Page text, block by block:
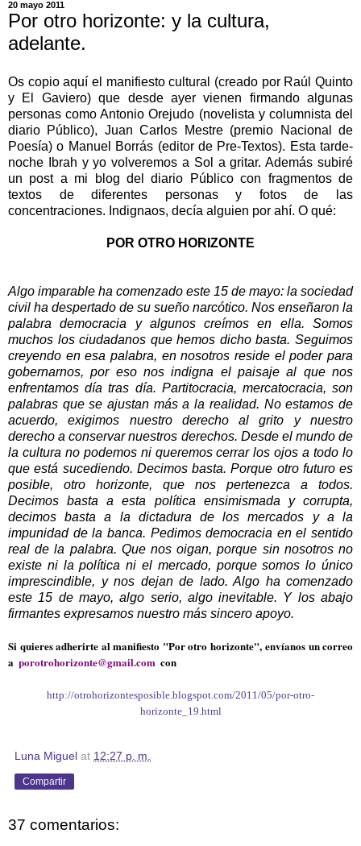
20 mayo 2011
Por otro horizonte: y la cultura,
adelante.
Os copio aquí el manifiesto cultural (creado por Raúl Quinto
y El Gaviero) que desde ayer vienen firmando algunas
personas como Antonio Orejudo (novelista y columnista del
diario Público), Juan Carlos Mestre (premio Nacional de
Poesía) o Manuel Borrás (editor de Pre-Textos). Esta tarde-
noche Ibrah y yo volveremos a Sol a gritar. Además subiré
un post a mi blog del diario Público con fragmentos de
textos de diferentes personas y fotos de las
concentraciones. Indignaos, decía alguien por ahí. O qué:
POR OTRO HORIZONTE
Algo imparable ha comenzado este 15 de mayo: la sociedad
civil ha despertado de su sueño narcótico. Nos enseñaron la
palabra democracia y algunos creímos en ella. Somos
muchos los ciudadanos que hemos dicho basta. Seguimos
creyendo en esa palabra, en nosotros reside el poder para
gobernarnos, por eso nos indigna el paisaje al que nos
enfrentamos día tras día. Partitocracia, mercatocracia, son
palabras que se ajustan más a la realidad. No estamos de
acuerdo, exigimos nuestro derecho al grito y nuestro
derecho a conservar nuestros derechos. Desde el mundo de
la cultura no podemos ni queremos cerrar los ojos a todo lo
que está sucediendo. Decimos basta. Porque otro futuro es
posible, otro horizonte, que nos pertenezca a todos.
Decimos basta a esta política ensimismada y corrupta,
decimos basta a la dictadura de los mercados y a la
impunidad de la banca. Pedimos democracia en el sentido
real de la palabra. Que nos oigan, porque sin nosotros no
existe ni la política ni el mercado, porque somos lo único
imprescindible, y nos dejan de lado. Algo ha comenzado
este 15 de mayo, algo serio, algo inevitable. Y los abajo
firmantes expresamos nuestro más sincero apoyo.
Si quieres adherirte al manifiesto "Por otro horizonte", envíanos un correo
aporotrohorizonte@gmail.com con
http://otrohorizontesposible.blogspot.com/2011/05/por-otro-
horizonte_19.html
Luna Miguel at 12:27 p. m.
Compartir
37 comentarios: